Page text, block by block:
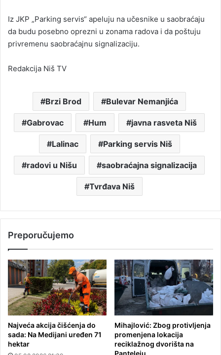
Iz JKP „Parking servis“ apeluju na učesnike u saobraćaju
da budu posebno oprezni u zonama radova i da poštuju
privremenu saobraćajnu signalizaciju.
Redakcija Niš TV
Brzi Brod Bulevar Nemanjića
Gabrovac Hum javna rasveta Niš
Lalinac Parking servis Niš
radovi u Nišu saobraćajna signalizacija
Tvrđava Niš
Preporučujemo
Najveća akcija čišćenja do
sada: Na Medijani uređen 71
hektar
Mihajlović: Zbog protivljenja
promenjena lokacija
reciklažnog dvorišta na
Panteleju